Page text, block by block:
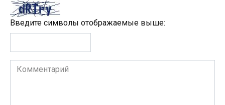
Введите символы отображаемые выше:
Комментарий